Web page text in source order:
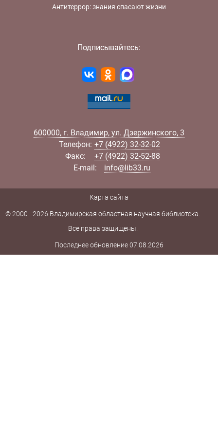
Антитеррор: знания спасают жизни
Подписывайтесь:
600000, г. Владимир, ул. Дзержинского, 3
Телефон: +7 (4922) 32-32-02
Факс:
+7 (4922) 32-52-88
E-mail:
info@lib33.ru
© 2000 - 2026 Владимирская областная научная библиотека.
Все права защищены.
Карта сайта
Последнее обновление 07.08.2026